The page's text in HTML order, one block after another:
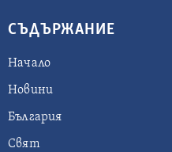
СЪДЪРЖАНИЕ
Начало
Новини
България
Свят